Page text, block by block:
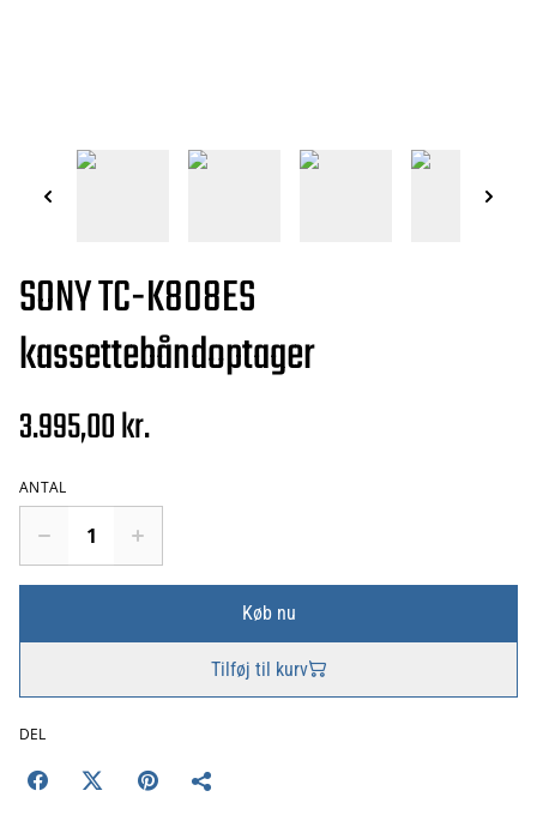
SONY TC-K808ES
kassettebåndoptager
3.995,00 kr.
ANTAL
Køb nu
Tilføj til kurv
DEL